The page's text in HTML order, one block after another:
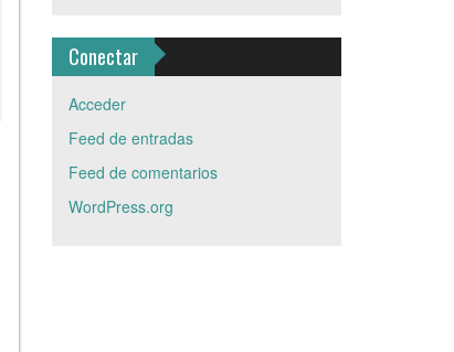
Conectar
Acceder
Feed de entradas
Feed de comentarios
WordPress.org